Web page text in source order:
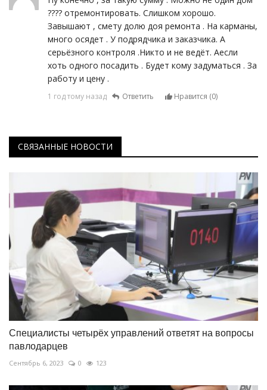
???? отремонтировать. Слишком хорошо.
Завышают , смету долю доя ремонта . На карманы,
много осядет . У подрядчика и заказчика. А
серьёзного контроля .Никто и не ведёт. Аесли
хоть одного посадить . Будет кому задуматься . За
работу и цену .
1 год тому назад Ответить Нравится (0)
СВЯЗАННЫЕ НОВОСТИ
Специалисты четырёх управлений ответят на вопросы
павлодарцев
Сентябрь 6, 2023 0 123